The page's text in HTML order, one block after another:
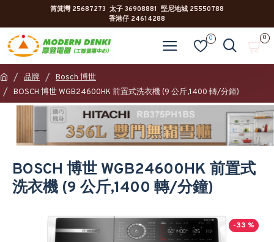
筲箕灣 25687273 太子 36908881 堅尼地城 25550788
香港仔 24614288
0 0
品牌
Bosch 博世
BOSCH 博世 WGB24600HK 前置式洗衣機 (9 公斤,1400 轉/分鐘)
BOSCH 博世 WGB24600HK 前置式
洗衣機 (9 公斤,1400 轉/分鐘)
-33 %